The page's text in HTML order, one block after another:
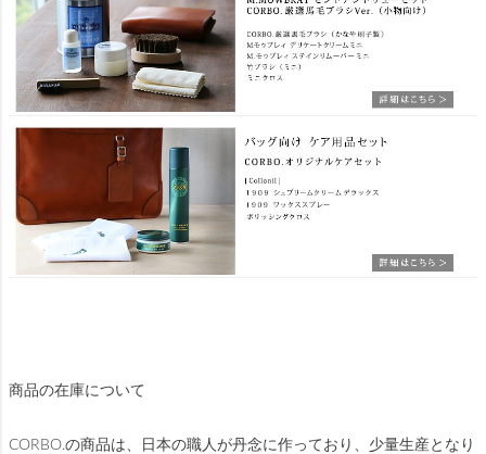
商品の在庫について
CORBO.の商品は、日本の職人が丹念に作っており、少量生産となり